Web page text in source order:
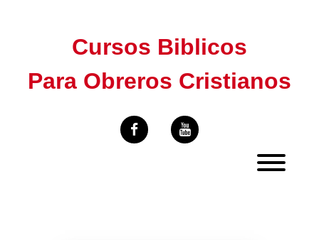
Cursos Biblicos
Para Obreros Cristianos